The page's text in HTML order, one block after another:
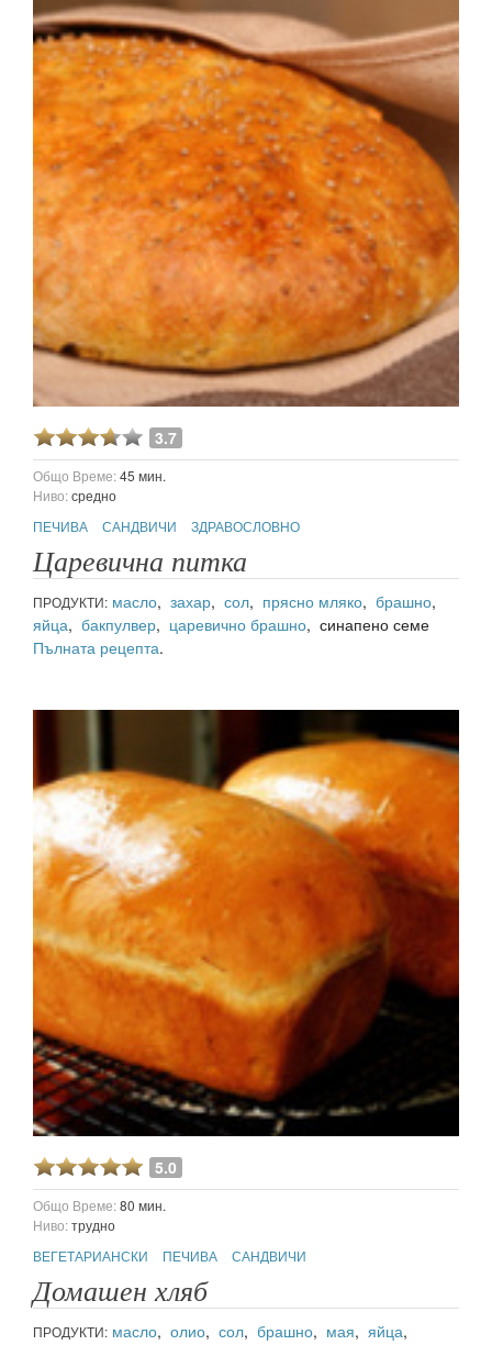
3.7
Общо Време:45 мин.
Ниво:средно
ПЕЧИВА
САНДВИЧИ ЗДРАВОСЛОВНО
Царевична питка
ПРОДУКТИ: масло, захар, сол, прясно мляко, брашно,
яйца, бакпулвер, царевично брашно, синапено семе
Пълната рецепта.
5.0
Общо Време:80 мин.
Ниво:трудно
ВЕГЕТАРИАНСКИ
ПЕЧИВА САНДВИЧИ
Домашен хляб
ПРОДУКТИ: масло, олио, сол, брашно, мая, яйца,